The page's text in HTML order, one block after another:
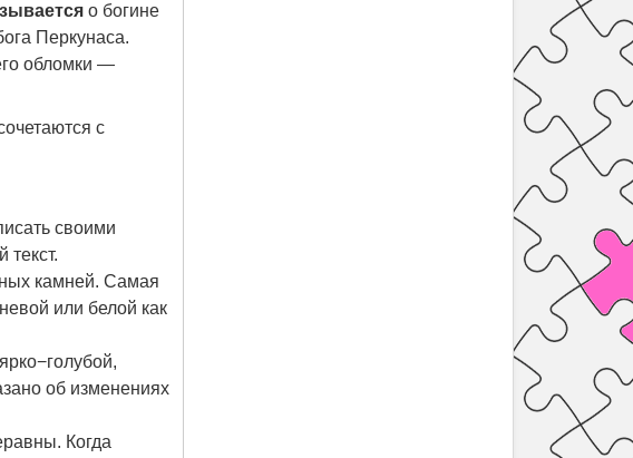
о богине
Перкунаса.
обломки —
с
своими
камней. Самая
или белой как
об изменениях
Когда